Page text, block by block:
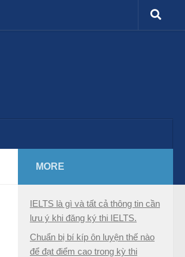
MORE
IELTS là gì và tất cả thông tin cần
lưu ý khi đăng ký thi IELTS.
Chuẩn bị bí kíp ôn luyện thế nào
để đạt điểm cao trong kỳ thi